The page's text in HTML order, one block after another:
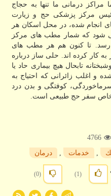
مراكز درمانی ما تنها به حجاج
مركز پزشكی حج و زیارت
انجام شده، در محل اسكان هر
شود كه شمار مطب های مركز
به ۱۳۰ عدد می رسد. تا كنون هم هر مطب های
به كار كرده اند. حلی ساز درباره
تابحال هیچ بیماری حاد یا
و اغلب زائرانی كه احتیاج به
كوفتگی و بدن درد
خاص سفر حج طبیعی است.
4766
خدمات درمان
(1)
(0)